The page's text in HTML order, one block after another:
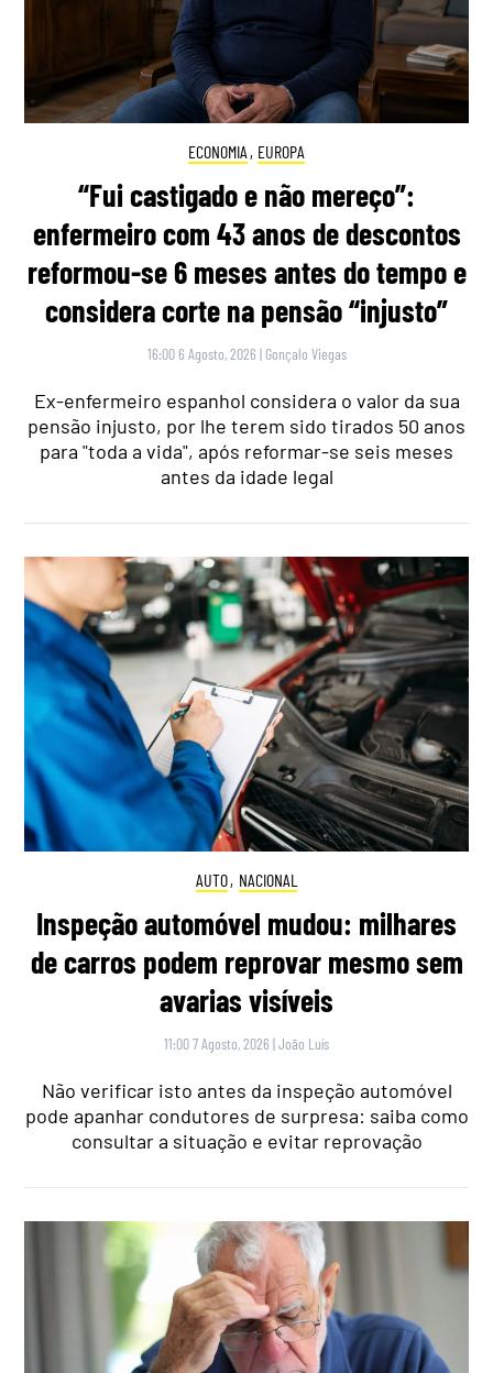
ECONOMIA , EUROPA
“Fui castigado e não mereço”:
enfermeiro com 43 anos de descontos
reformou-se 6 meses antes do tempo e
considera corte na pensão “injusto”
16:00 6 Agosto, 2026 | Gonçalo Viegas
Ex-enfermeiro espanhol considera o valor da sua
pensão injusto, por lhe terem sido tirados 50 anos
para "toda a vida", após reformar-se seis meses
antes da idade legal
AUTO, NACIONAL
Inspeção automóvel mudou: milhares
de carros podem reprovar mesmo sem
avarias visíveis
11:00 7 Agosto, 2026 |João Luís
Não verificar isto antes da inspeção automóvel
pode apanhar condutores de surpresa: saiba como
consultar a situação e evitar reprovação